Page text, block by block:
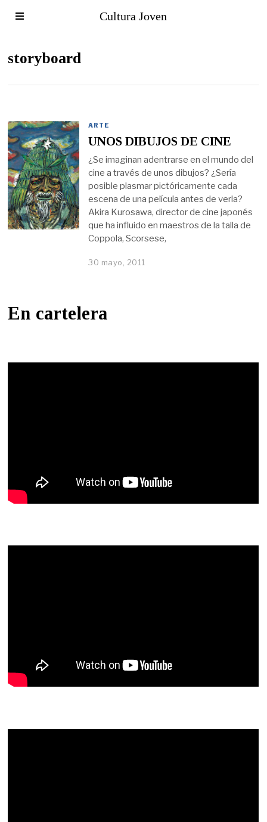
Cultura Joven
storyboard
ARTE
UNOS DIBUJOS DE CINE
¿Se imaginan adentrarse en el mundo del
cine a través de unos dibujos? ¿Sería
posible plasmar pictóricamente cada
escena de una película antes de verla?
Akira Kurosawa, director de cine japonés
que ha influido en maestros de la talla de
Coppola, Scorsese,
30 mayo, 2011
En cartelera